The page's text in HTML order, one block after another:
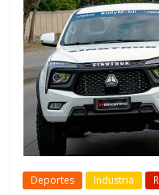
Deportes Industria